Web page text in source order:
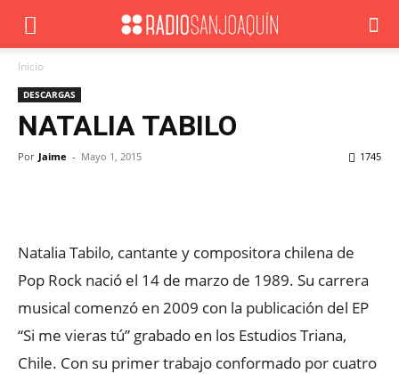
Inicio
DESCARGAS
NATALIA TABILO
Por Jaime - Mayo 1, 2015 1745
Natalia Tabilo, cantante y compositora chilena de
Pop Rock nació el 14 de marzo de 1989. Su carrera
musical comenzó en 2009 con la publicación del EP
“Si me vieras tú” grabado en los Estudios Triana,
Chile. Con su primer trabajo conformado por cuatro